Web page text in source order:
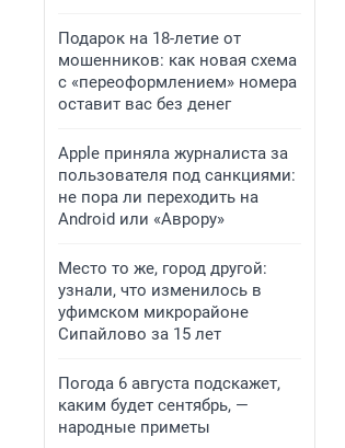
Подарок на 18-летие от
мошенников: как новая схема
с «переоформлением» номера
оставит вас без денег
Apple приняла журналиста за
пользователя под санкциями:
не пора ли переходить на
Android или «Аврору»
Место то же, город другой:
узнали, что изменилось в
уфимском микрорайоне
Сипайлово за 15 лет
Погода 6 августа подскажет,
каким будет сентябрь, —
народные приметы